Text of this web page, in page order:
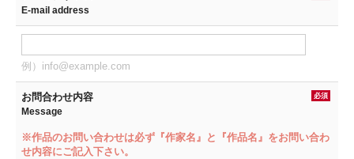
E-mail address
例）info@example.com
お問合わせ内容 必須
Message
※作品のお問い合わせは必ず『作家名』と『作品名』をお問い合わ
せ内容にご記入下さい。